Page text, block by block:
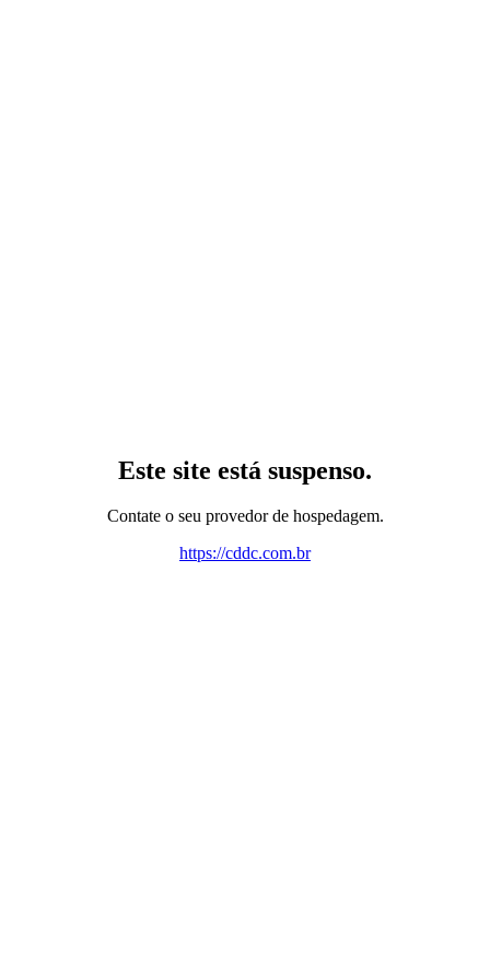
Este site está suspenso.
Contate o seu provedor de hospedagem.
https://cddc.com.br